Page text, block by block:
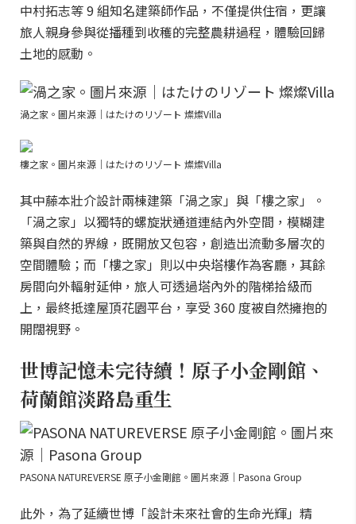
中村拓志等 9 組知名建築師作品，不僅提供住宿，更讓
旅人親身參與從播種到收穫的完整農耕過程，體驗回歸
土地的感動。
渦之家。圖片來源｜はたけのリゾート 燦燦Villa
樓之家。圖片來源｜はたけのリゾート 燦燦Villa
其中藤本壯介設計兩棟建築「渦之家」與「樓之家」。
「渦之家」以獨特的螺旋狀通道連結內外空間，模糊建
築與自然的界線，既開放又包容，創造出流動多層次的
空間體驗；而「樓之家」則以中央塔樓作為客廳，其餘
房間向外輻射延伸，旅人可透過塔內外的階梯拾級而
上，最終抵達屋頂花園平台，享受 360 度被自然擁抱的
開闊視野。
世博記憶未完待續！原子小金剛館、
荷蘭館淡路島重生
PASONA NATUREVERSE 原子小金剛館。圖片來源｜Pasona Group
此外，為了延續世博「設計未來社會的生命光輝」精